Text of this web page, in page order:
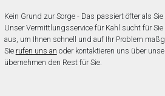
Kein Grund zur Sorge - Das passiert öfter als
Unser Vermittlungsservice für Kahl sucht für
aus, um Ihnen schnell und auf Ihr Problem
Sie rufen uns an oder kontaktieren uns über
übernehmen den Rest für Sie.